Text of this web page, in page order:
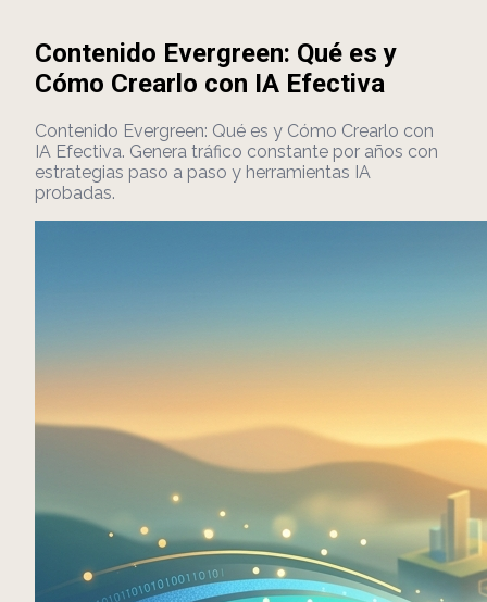
Contenido Evergreen: Qué es y
Cómo Crearlo con IA Efectiva
Contenido Evergreen: Qué es y Cómo Crearlo con
IA Efectiva. Genera tráfico constante por años con
estrategias paso a paso y herramientas IA
probadas.